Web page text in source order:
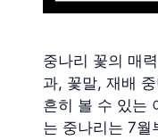
중나리 꽃의 매
과, 꽃말, 재배
흔히 볼 수 있는
는 중나리는 7월